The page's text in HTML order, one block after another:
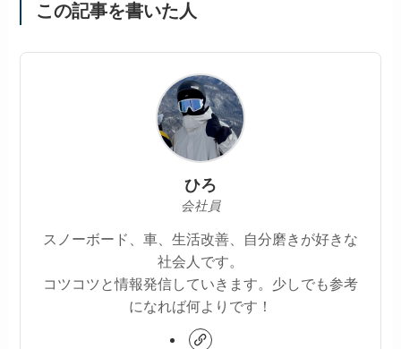
この記事を書いた人
ひろ
会社員
スノーボード、車、生活改善、自分磨きが好きな
社会人です。
コツコツと情報発信していきます。少しでも参考
になれば何よりです！